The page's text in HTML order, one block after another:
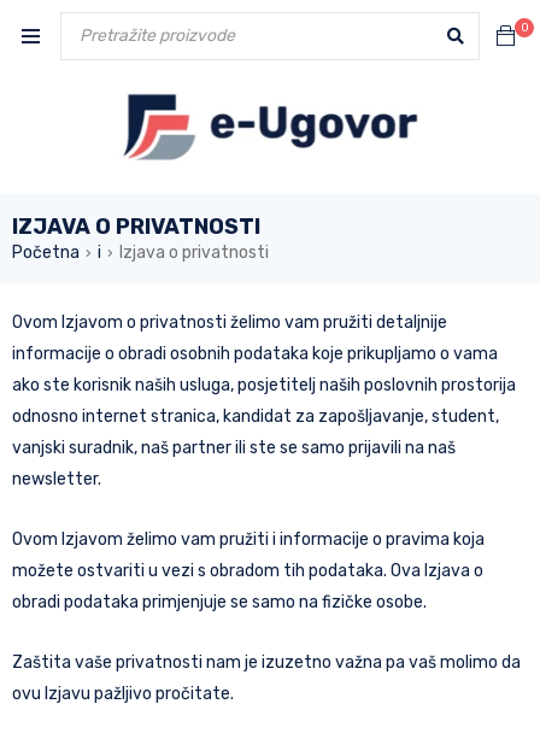
0
IZJAVA O PRIVATNOSTI
Početna › i › Izjava o privatnosti
Ovom Izjavom o privatnosti želimo vam pružiti detaljnije
informacije o obradi osobnih podataka koje prikupljamo o vama
ako ste korisnik naših usluga, posjetitelj naših poslovnih prostorija
odnosno internet stranica, kandidat za zapošljavanje, student,
vanjski suradnik, naš partner ili ste se samo prijavili na naš
newsletter.
Ovom Izjavom želimo vam pružiti i informacije o pravima koja
možete ostvariti u vezi s obradom tih podataka. Ova Izjava o
obradi podataka primjenjuje se samo na fizičke osobe.
Zaštita vaše privatnosti nam je izuzetno važna pa vaš molimo da
ovu Izjavu pažljivo pročitate.